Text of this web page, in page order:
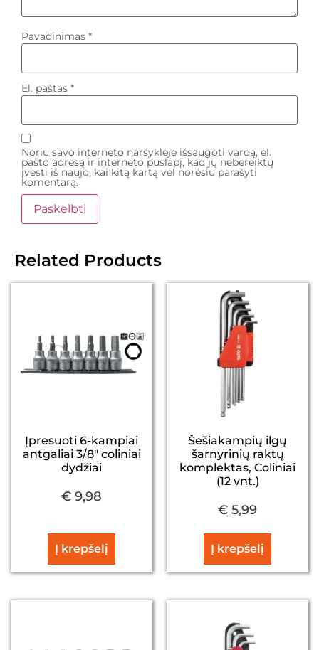
Pavadinimas *
El. paštas *
Noriu savo interneto naršyklėje išsaugoti vardą, el.
pašto adresą ir interneto puslapį, kad jų nebereiktų
įvesti iš naujo, kai kitą kartą vėl norėsiu parašyti
komentarą.
Related Products
Įpresuoti 6-kampiai
antgaliai 3/8″ coliniai
dydžiai
€ 9,98
Į krepšelį
Šešiakampių ilgų
šarnyrinių raktų
komplektas, Coliniai
(12 vnt.)
€ 5,99
Į krepšelį